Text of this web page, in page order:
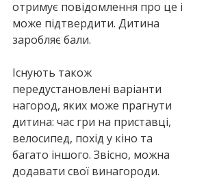
отримує повідомлення про це і
може підтвердити. Дитина
заробляє бали.
Існують також
передустановлені варіанти
нагород, яких може прагнути
дитина: час гри на приставці,
велосипед, похід у кіно та
багато іншого. Звісно, можна
додавати свої винагороди.